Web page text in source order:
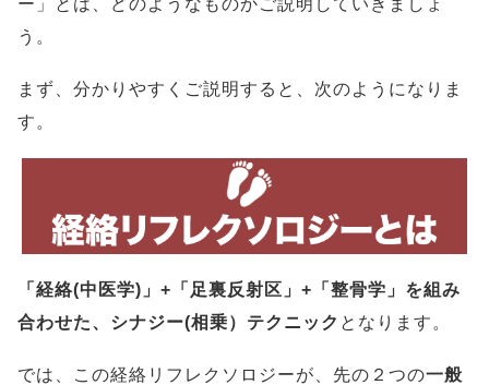
う。
まず、分かりやすくご説明すると、次のようになりま
す。
「経絡(中医学)」+「足裏反射区」+「整骨学」を組み
合わせた、シナジー(相乗）テクニック となります。
では、この経絡リフレクソロジーが、先の２つの一般